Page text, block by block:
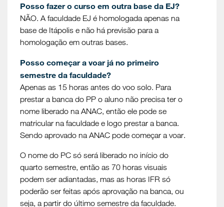
Posso fazer o curso em outra base da EJ?
NÃO. A faculdade EJ é homologada apenas na
base de Itápolis e não há previsão para a
homologação em outras bases.
Posso começar a voar já no primeiro
semestre da faculdade?
Apenas as 15 horas antes do voo solo. Para
prestar a banca do PP o aluno não precisa ter o
nome liberado na ANAC, então ele pode se
matricular na faculdade e logo prestar a banca.
Sendo aprovado na ANAC pode começar a voar.
O nome do PC só será liberado no início do
quarto semestre, então as 70 horas visuais
podem ser adiantadas, mas as horas IFR só
poderão ser feitas após aprovação na banca, ou
seja, a partir do último semestre da faculdade.